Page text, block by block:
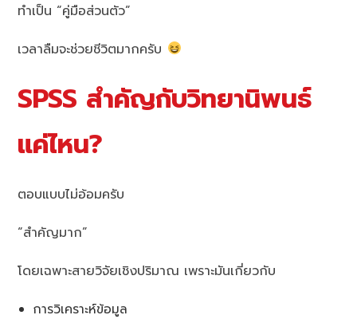
ทำเป็น “คู่มือส่วนตัว”
เวลาลืมจะช่วยชีวิตมากครับ
SPSS สำคัญกับวิทยานิพนธ์
แค่ไหน?
ตอบแบบไม่อ้อมครับ
“สำคัญมาก”
โดยเฉพาะสายวิจัยเชิงปริมาณ เพราะมันเกี่ยวกับ
การวิเคราะห์ข้อมูล